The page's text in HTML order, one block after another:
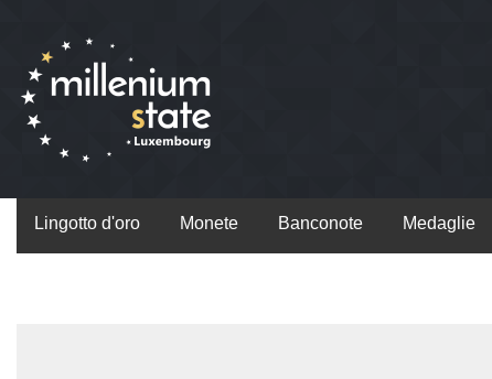
Lingotto d'oro Monete Banconote Medaglie